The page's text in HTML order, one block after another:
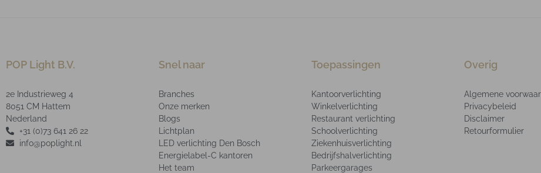
POP Light B.V.
2e Industrieweg 4
8051 CM Hattem
Nederland
+31 (0)73 641 26 22
info@poplight.nl
Snel naar
Branches
Onze merken
Blogs
Lichtplan
LED verlichting Den Bosch
Energielabel-C kantoren
Het team
Toepassingen
Kantoorverlichting
Winkelverlichting
Restaurant verlichting
Schoolverlichting
Ziekenhuisverlichting
Bedrijfshalverlichting
Parkeergarages
Overig
Algemene
Privacybeleid
Disclaimer
Retourformulier